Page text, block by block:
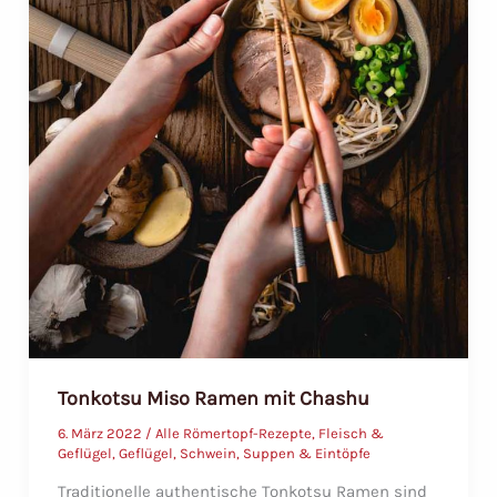
Tonkotsu Miso Ramen mit Chashu
6. März 2022 / Alle Römertopf-Rezepte, Fleisch &
Geflügel, Geflügel, Schwein, Suppen & Eintöpfe
Traditionelle authentische Tonkotsu Ramen sind